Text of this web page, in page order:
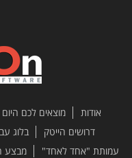
אודות מוצאים לכם
דרושים הייטק
בלוג
עמותת "אחד לאחד"
מבצע